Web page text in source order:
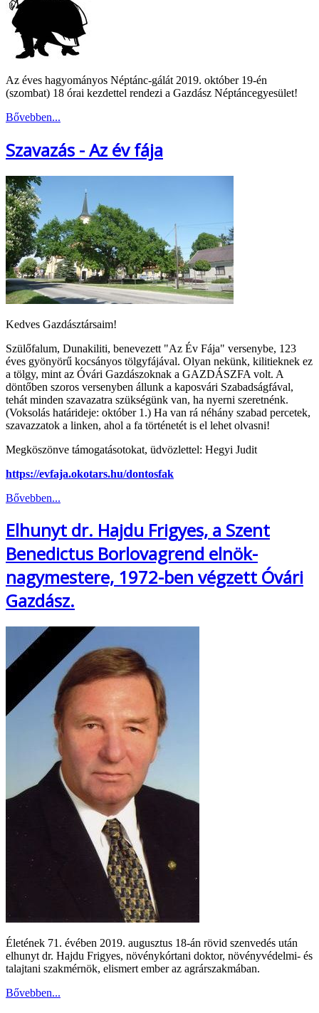
Az éves hagyományos Néptánc-gálát 2019. október 19-én
(szombat) 18 órai kezdettel rendezi a Gazdász Néptáncegyesület!
Bővebben...
Szavazás - Az év fája
Kedves Gazdásztársaim!
Szülőfalum, Dunakiliti, benevezett "Az Év Fája" versenybe, 123
éves gyönyörű kocsányos tölgyfájával. Olyan nekünk, kilitieknek ez
a tölgy, mint az Óvári Gazdászoknak a GAZDÁSZFA volt. A
döntőben szoros versenyben állunk a kaposvári Szabadságfával,
tehát minden szavazatra szükségünk van, ha nyerni szeretnénk.
(Voksolás határideje: október 1.) Ha van rá néhány szabad percetek,
szavazzatok a linken, ahol a fa történetét is el lehet olvasni!
Megköszönve támogatásotokat, üdvözlettel: Hegyi Judit
https://evfaja.okotars.hu/dontosfak
Bővebben...
Elhunyt dr. Hajdu Frigyes, a Szent
Benedictus Borlovagrend elnök-
nagymestere, 1972-ben végzett Óvári
Gazdász.
Életének 71. évében 2019. augusztus 18-án rövid szenvedés után
elhunyt dr. Hajdu Frigyes, növénykórtani doktor, növényvédelmi- és
talajtani szakmérnök, elismert ember az agrárszakmában.
Bővebben...